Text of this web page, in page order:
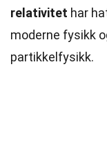
relativitet har
moderne fysikk
partikkelfysikk.